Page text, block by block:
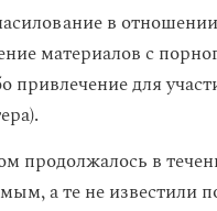
в
материалов с
привлечение для
продолжалось в
а те не известили